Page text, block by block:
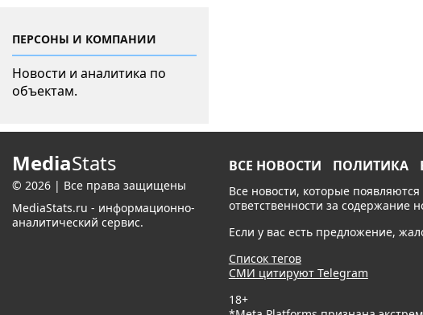
ПЕРСОНЫ И КОМПАНИИ
Новости и аналитика по
объектам.
MediaStats
© 2026 | Все права защищены
MediaStats.ru - информационно-
аналитический сервис.
ВСЕ НОВОСТИ ПОЛИТИКА
Все новости, которые
ответственности за содержание
Если у вас есть предложение,
Список тегов
СМИ цитируют Telegram
18+